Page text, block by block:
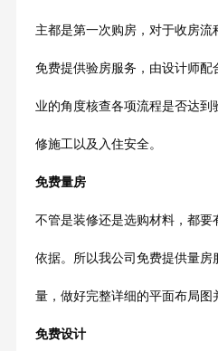
主都是第一次购房，对于收房流
免费提供验房服务，由设计师配
业的角度核查各项流程是否达
修施工以及入住安全。
免费量房
不管是装修还是选购材料，都要
依据。所以我公司免费提供量房
量，做好完整详细的平面布局图
免费设计